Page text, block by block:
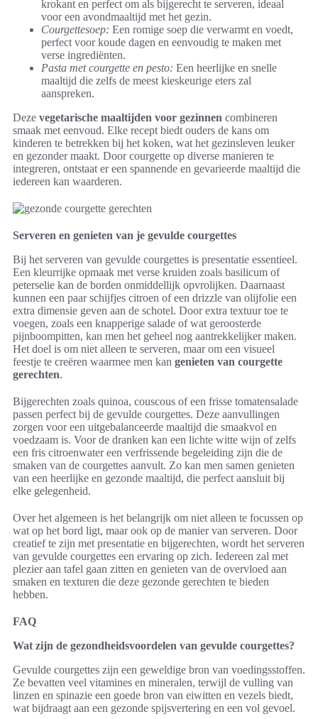
krokant en perfect om als bijgerecht te serveren, ideaal
voor een avondmaaltijd met het gezin.
Courgettesoep: Een romige soep die verwarmt en voedt,
perfect voor koude dagen en eenvoudig te maken met
verse ingrediënten.
Pasta met courgette en pesto: Een heerlijke en snelle
maaltijd die zelfs de meest kieskeurige eters zal
aanspreken.
Deze vegetarische maaltijden voor gezinnen combineren
smaak met eenvoud. Elke recept biedt ouders de kans om
kinderen te betrekken bij het koken, wat het gezinsleven leuker
en gezonder maakt. Door courgette op diverse manieren te
integreren, ontstaat er een spannende en gevarieerde maaltijd die
iedereen kan waarderen.
Serveren en genieten van je gevulde courgettes
Bij het serveren van gevulde courgettes is presentatie essentieel.
Een kleurrijke opmaak met verse kruiden zoals basilicum of
peterselie kan de borden onmiddellijk opvrolijken. Daarnaast
kunnen een paar schijfjes citroen of een drizzle van olijfolie een
extra dimensie geven aan de schotel. Door extra textuur toe te
voegen, zoals een knapperige salade of wat geroosterde
pijnboompitten, kan men het geheel nog aantrekkelijker maken.
Het doel is om niet alleen te serveren, maar om een visueel
feestje te creëren waarmee men kan genieten van courgette
gerechten.
Bijgerechten zoals quinoa, couscous of een frisse tomatensalade
passen perfect bij de gevulde courgettes. Deze aanvullingen
zorgen voor een uitgebalanceerde maaltijd die smaakvol en
voedzaam is. Voor de dranken kan een lichte witte wijn of zelfs
een fris citroenwater een verfrissende begeleiding zijn die de
smaken van de courgettes aanvult. Zo kan men samen genieten
van een heerlijke en gezonde maaltijd, die perfect aansluit bij
elke gelegenheid.
Over het algemeen is het belangrijk om niet alleen te focussen op
wat op het bord ligt, maar ook op de manier van serveren. Door
creatief te zijn met presentatie en bijgerechten, wordt het serveren
van gevulde courgettes een ervaring op zich. Iedereen zal met
plezier aan tafel gaan zitten en genieten van de overvloed aan
smaken en texturen die deze gezonde gerechten te bieden
hebben.
FAQ
Wat zijn de gezondheidsvoordelen van gevulde courgettes?
Gevulde courgettes zijn een geweldige bron van voedingsstoffen.
Ze bevatten veel vitamines en mineralen, terwijl de vulling van
linzen en spinazie een goede bron van eiwitten en vezels biedt,
wat bijdraagt aan een gezonde spijsvertering en een vol gevoel.